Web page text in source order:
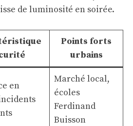
de luminosité en soirée.
Points forts
urbains
en
Marché local,
écoles
Ferdinand
Buisson